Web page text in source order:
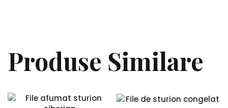
Produse Similare